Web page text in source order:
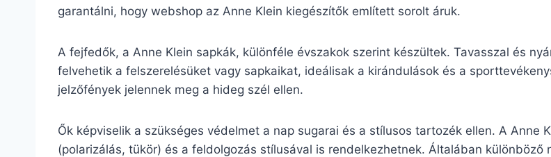
garantálni, hogy webshop az Anne Klein kiegészítők említett sorolt áruk.
A fejfedők, a Anne Klein sapkák, különféle évszakok szerint készültek. Tavasszal és
felvehetik a felszerelésüket vagy sapkaikat, ideálisak a kirándulások és a
jelzőfények jelennek meg a hideg szél ellen.
Ők képviselik a szükséges védelmet a nap sugarai és a stílusos tartozék ellen. A Anne
(polarizálás, tükör) és a feldolgozás stílusával is rendelkezhetnek. Általában